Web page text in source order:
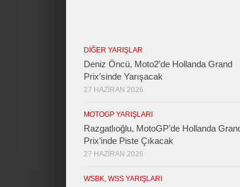
DIĞER YARIŞLAR
Deniz Öncü, Moto2’de Hollanda Grand
Prix’sinde Yarışacak
27 HAZIRAN 2026
MOTOGP YARIŞLARI
Razgatlıoğlu, MotoGP’de Hollanda
Prix’inde Piste Çıkacak
27 HAZIRAN 2026
WSBK, WSS YARIŞLARI